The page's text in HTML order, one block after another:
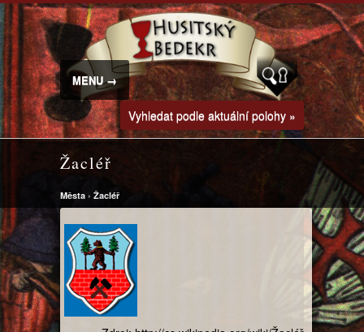
MENU →
Vyhledat podle aktuální polohy »
Žacléř
Města › Žacléř